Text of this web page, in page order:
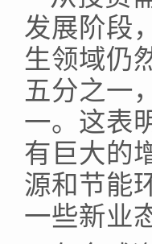
发展阶段
生领域仍
五分之一
一。这表
有巨大的
源和节能
一些新业